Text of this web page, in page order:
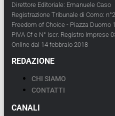
Direttore Editoriale: Emanuele Caso
Registrazione Tribunale di Como:
Freedom of Choice - Piazza Duomo
PIVA Cf e N° Iscr. Registro Imprese
Online dal 14 febbraio 2018
REDAZIONE
CHI SIAMO
CONTATTI
CANALI